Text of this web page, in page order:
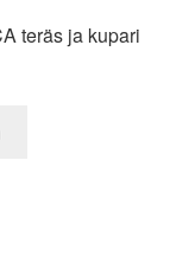
teräs ja kupari